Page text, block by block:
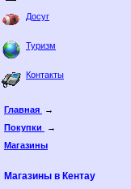
Досуг
Туризм
Контакты
Главная
→
Покупки
→
Магазины
Магазины в Кентау